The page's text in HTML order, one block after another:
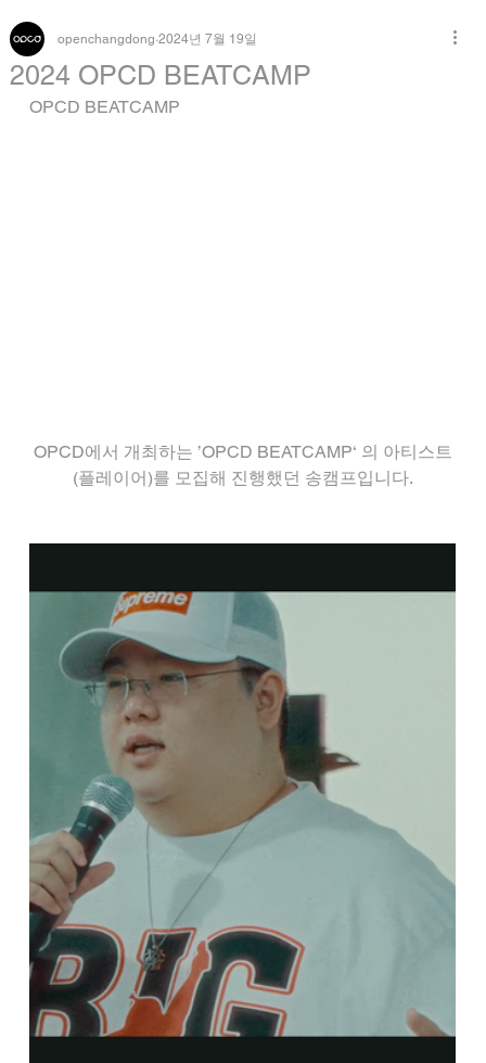
2024 OPCD BEATCAMP
openchangdong 2024년 7월 19일
OPCD BEATCAMP
OPCD에서 개최하는 ’OPCD BEATCAMP‘ 의 아티스트
(플레이어)를 모집해 진행했던 송캠프입니다.